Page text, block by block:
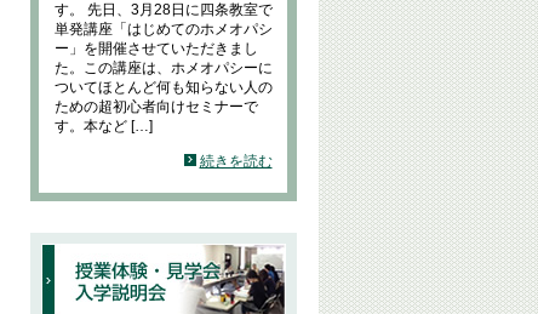
す。 先日、3月28日に四条教室で
単発講座「はじめてのホメオパシ
ー」を開催させていただきまし
た。この講座は、ホメオパシーに
ついてほとんど何も知らない人の
ための超初心者向けセミナーで
す。本など […]
続きを読む